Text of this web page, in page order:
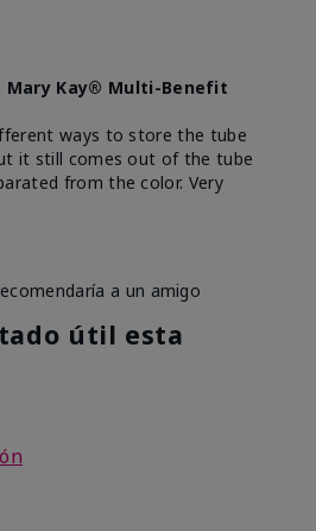
Mary Kay® Multi-Benefit
ways to store the tube
it still comes out of the tube
from the color. Very
a un amigo
útil esta